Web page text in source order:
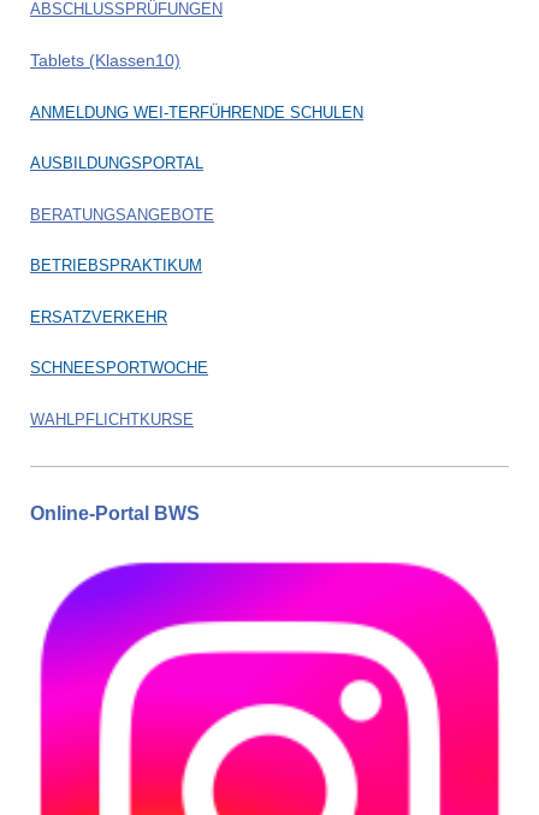
ABSCHLUSSPRÜFUNGEN
Tablets (Klassen10)
ANMELDUNG WEI-TERFÜHRENDE SCHULEN
AUSBILDUNGSPORTAL
BERATUNGSANGEBOTE
BETRIEBSPRAKTIKUM
ERSATZVERKEHR
SCHNEESPORTWOCHE
WAHLPFLICHTKURSE
Online-Portal BWS